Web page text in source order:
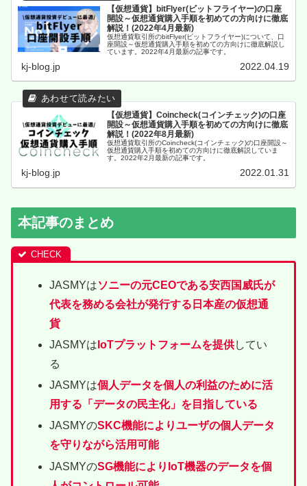
【仮想通貨】bitFlyer(ビットフライヤー)の口座
開設～仮想通貨購入手順を初めての方向けに徹底
解説！(2022年4月最新)
仮想通貨取引所のbitFlyer(ビットフライヤー)について、口
座開設～仮想通貨購入手順を初めての方向けに徹底解説し
ています。2022年4月最新の記事です。
kj-blog.jp 2022.04.19
【仮想通貨】Coincheck(コインチェック)の口座
開設～仮想通貨購入手順を初めての方向けに徹底
解説！(2022年8月最新)
仮想通貨取引所のCoincheck(コインチェック)の口座開設～
仮想通貨購入手順を初めての方向けに徹底解説していま
す。2022年2月最新の記事です。
kj-blog.jp 2022.01.31
本記事のまとめ
JASMYはソニーの元CEOである安西国威氏が
代表を務める会社が発行する日本産の仮想通
貨
JASMYは IoTプラットフォームを提供してい
る
JASMYは個人データを個人の利益のために活
用する「データの民主化」を目指している
JASMYのSKC機能によりユーザの個人データ
を守りながら活用可能
JASMYのSG機能によりIoT機器のデータを個